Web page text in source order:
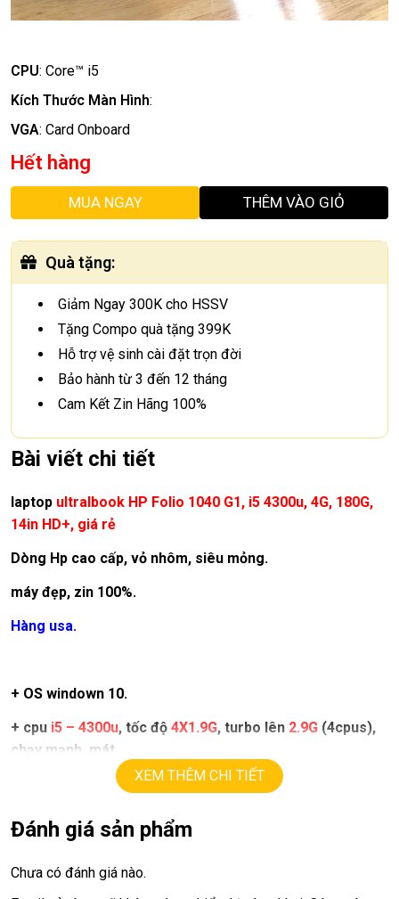
CPU: Core™ i5
Kích Thước Màn Hình:
VGA: Card Onboard
Hết hàng
MUA NGAY THÊM VÀO GIỎ
Quà tặng:
Giảm Ngay 300K cho HSSV
Tặng Compo quà tặng 399K
Hỗ trợ vệ sinh cài đặt trọn đời
Bảo hành từ 3 đến 12 tháng
Cam Kết Zin Hãng 100%
Bài viết chi tiết
laptop ultralbook HP Folio 1040 G1, i5 4300u, 4G, 180G,
14in HD+, giá rẻ
Dòng Hp cao cấp, vỏ nhôm, siêu mỏng.
máy đẹp, zin 100%.
Hàng usa.
+ OS windown 10.
+ cpu i5 – 4300u, tốc độ 4X1.9G, turbo lên 2.9G (4cpus),
chạy mạnh, mát
+ ssd180 G
HD4400
XEM THÊM CHI TIẾT
Đánh giá sản phẩm
Chưa có đánh giá nào.